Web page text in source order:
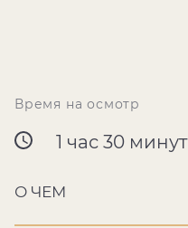
Время на осмотр
1 час 30 минут
О ЧЕМ